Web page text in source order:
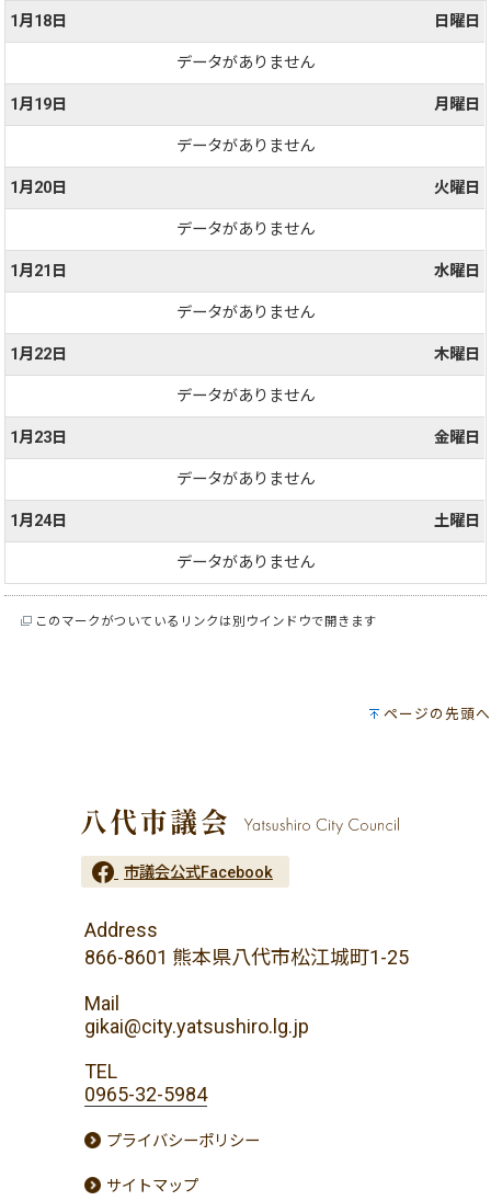
1月18日 日曜日
データがありません
1月19日 月曜日
データがありません
1月20日 火曜日
データがありません
1月21日 水曜日
データがありません
1月22日 木曜日
データがありません
1月23日 金曜日
データがありません
1月24日 土曜日
データがありません
このマークがついているリンクは別ウインドウで開きます
ページの先頭へ
市議会公式Facebook
Address
866-8601 熊本県八代市松江城町1-25
Mail
gikai@city.yatsushiro.lg.jp
TEL
0965-32-5984
プライバシーポリシー
サイトマップ